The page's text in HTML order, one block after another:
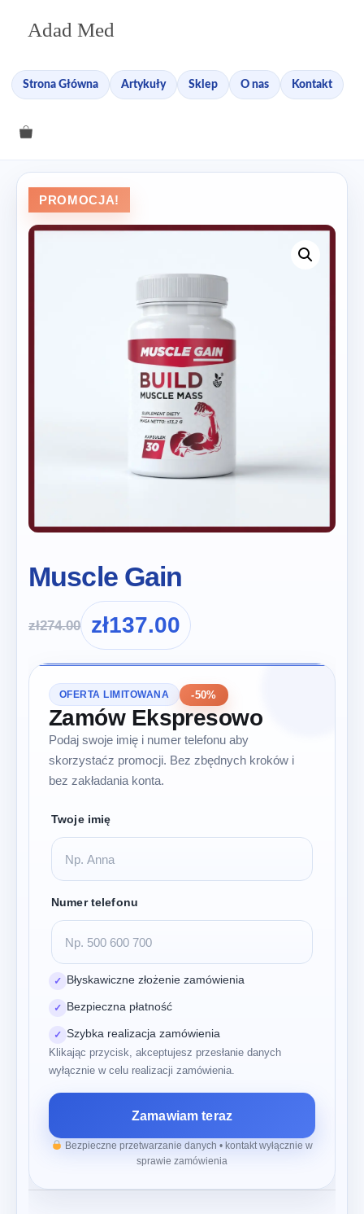
Adad Med
Strona Główna Artykuły Sklep O nas Kontakt
PROMOCJA!
Muscle Gain
zł274.00 zł137.00
OFERTA LIMITOWANA -50%
Zamów Ekspresowo
Podaj swoje imię i numer telefonu aby
skorzystaćz promocji. Bez zbędnych kroków i
bez zakładania konta.
Twoje imię
Numer telefonu
✓ Błyskawiczne złożenie zamówienia
✓ Bezpieczna płatność
✓ Szybka realizacja zamówienia
Klikając przycisk, akceptujesz przesłanie danych
wyłącznie w celu realizacji zamówienia.
Zamawiam teraz
Bezpieczne przetwarzanie danych • kontakt wyłącznie w
sprawie zamówienia